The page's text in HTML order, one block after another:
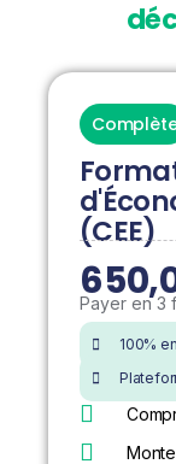
(CEE)
Payer en 3
100%